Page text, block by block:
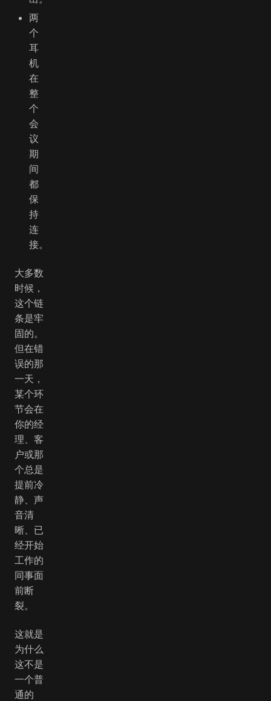
两
个
耳
机
在
整
个
会
议
期
间
都
保
持
连
接。
大多数
时候，
这个链
条是牢
固的。
但在错
误的那
一天，
某个环
节会在
你的经
理、客
户或那
个总是
提前冷
静、声
音清
晰、已
经开始
工作的
同事面
前断
裂。
这就是
为什么
这不是
一个普
通的